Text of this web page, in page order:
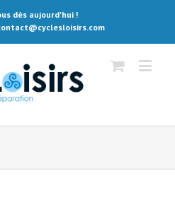
dès aujourd'hui !